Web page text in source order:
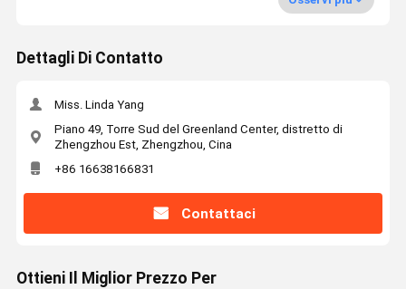
Dettagli Di Contatto
Miss. Linda Yang
Piano 49, Torre Sud del Greenland Center, distretto di
Zhengzhou Est, Zhengzhou, Cina
+86 16638166831
Contattaci
Ottieni Il Miglior Prezzo Per